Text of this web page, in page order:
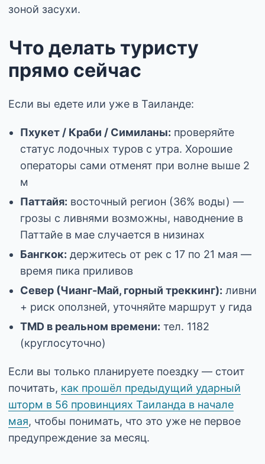
зоной засухи.
Что делать туристу
прямо сейчас
Если вы едете или уже в Таиланде:
Пхукет / Краби / Симиланы: проверяйте
статус лодочных туров с утра. Хорошие
операторы сами отменят при волне выше 2
м
Паттайя: восточный регион (36% воды) —
грозы с ливнями возможны, наводнение в
Паттайе в мае случается в низинах
Бангкок: держитесь от рек с 17 по 21 мая —
время пика приливов
Север (Чианг-Май, горный треккинг): ливни
+ риск оползней, уточняйте маршрут у гида
TMD в реальном времени: тел. 1182
(круглосуточно)
Если вы только планируете поездку — стоит
почитать, как прошёл предыдущий ударный
шторм в 56 провинциях Таиланда в начале
мая, чтобы понимать, что это уже не первое
предупреждение за месяц.